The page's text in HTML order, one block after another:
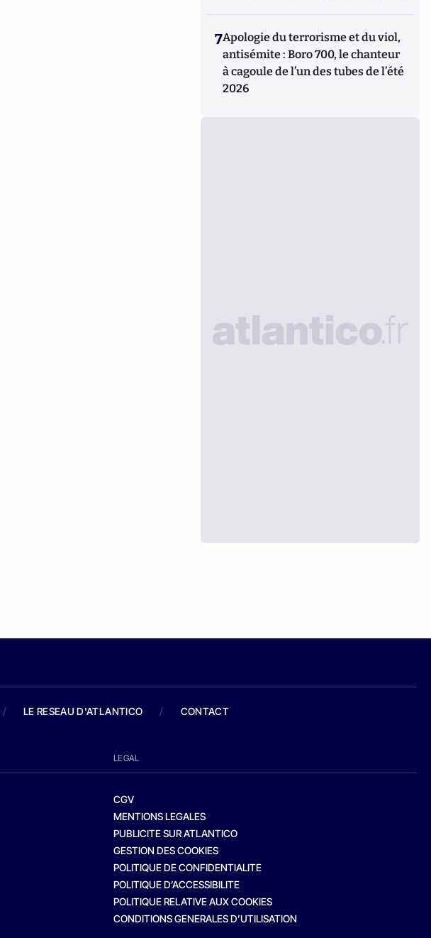
7Apologie du terrorisme et du viol,
antisémite : Boro 700, le chanteur
à cagoule de l’un des tubes de l’été
2026
/ LE RESEAU D'ATLANTICO / CONTACT
LEGAL
CGV
MENTIONS LEGALES
PUBLICITE SUR ATLANTICO
GESTION DES COOKIES
POLITIQUE DE CONFIDENTIALITE
POLITIQUE D’ACCESSIBILITE
POLITIQUE RELATIVE AUX COOKIES
CONDITIONS GENERALES D’UTILISATION